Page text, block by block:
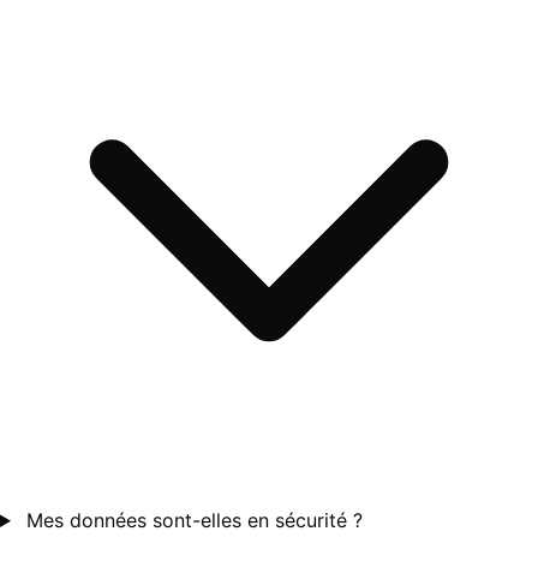
Mes données sont-elles en sécurité ?